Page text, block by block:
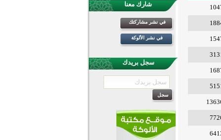
شارك معنا
في نشر مشاركتك
في نشر الألوكة
سجل بريدك